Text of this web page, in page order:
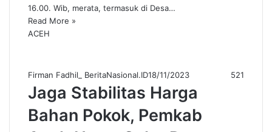
16.00. Wib, merata, termasuk di Desa…
Read More »
ACEH
Firman Fadhil_ BeritaNasional.ID18/11/2023 521
Jaga Stabilitas Harga
Bahan Pokok, Pemkab